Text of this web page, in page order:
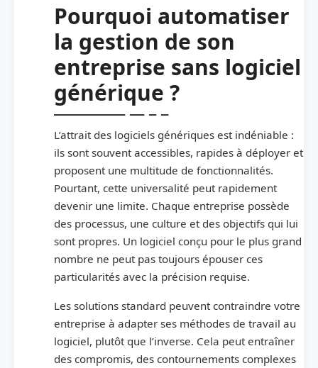
Pourquoi automatiser
la gestion de son
entreprise sans logiciel
générique ?
L’attrait des logiciels génériques est indéniable :
ils sont souvent accessibles, rapides à déployer et
proposent une multitude de fonctionnalités.
Pourtant, cette universalité peut rapidement
devenir une limite. Chaque entreprise possède
des processus, une culture et des objectifs qui lui
sont propres. Un logiciel conçu pour le plus grand
nombre ne peut pas toujours épouser ces
particularités avec la précision requise.
Les solutions standard peuvent contraindre votre
entreprise à adapter ses méthodes de travail au
logiciel, plutôt que l’inverse. Cela peut entraîner
des compromis, des contournements complexes